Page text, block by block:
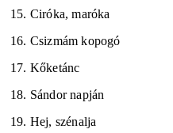
15. Ciróka, maróka
16. Csizmám kopogó
17. Kőketánc
18. Sándor napján
19. Hej, szénalja